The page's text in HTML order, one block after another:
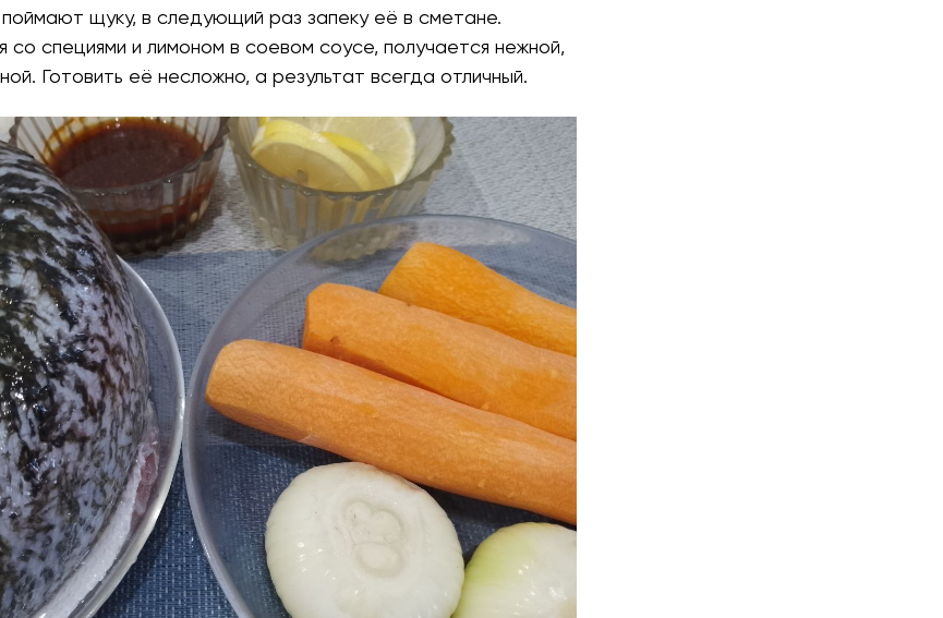
щуку, в следующий раз запеку её в сметане.
со специями и лимоном в соевом соусе, получается нежной,
Готовить её несложно, а результат всегда отличный.